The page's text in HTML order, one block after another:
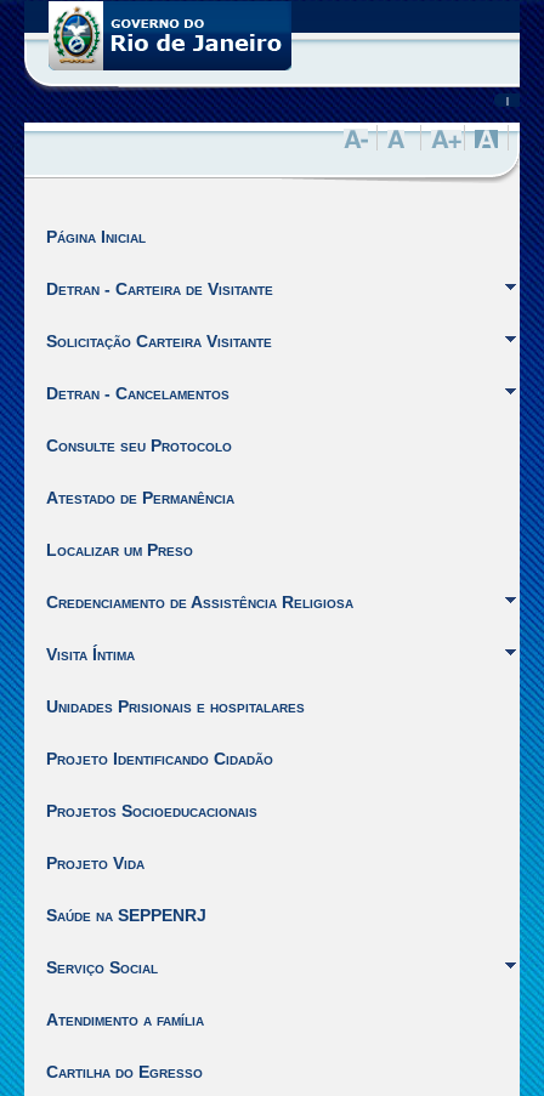
está
no
site
de
Visitantes
SEPPEN
Estado
para
1]
Ir
o
do
[Alt
Página Inicial
Detran - Carteira de Visitante
Solicitação Carteira Visitante
Detran - Cancelamentos
Consulte seu Protocolo
Atestado de Permanência
Localizar um Preso
Credenciamento de Assistência Religiosa
Visita Íntima
Unidades Prisionais e hospitalares
Projeto Identificando Cidadão
Projetos Socioeducacionais
Projeto Vida
Saúde na SEPPENRJ
Serviço Social
Atendimento a família
Cartilha do Egresso